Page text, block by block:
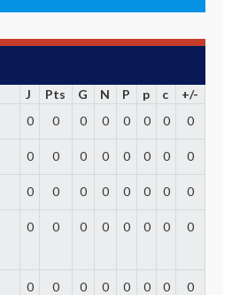
J Pts G N P p c
+/-
0 0 0 0 0 0 0 0
0 0 0 0 0 0 0 0
0 0 0 0 0 0 0 0
0 0 0 0 0 0 0 0
0 0 0 0 0 0 0 0